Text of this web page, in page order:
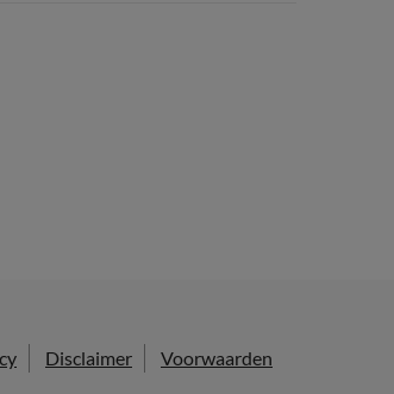
Disclaimer Voorwaarden